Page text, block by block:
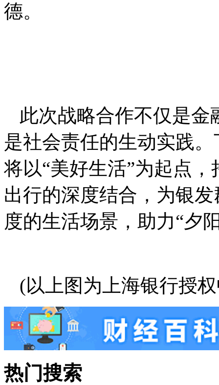
德。
此次战略合作不仅是
是社会责任的生动实践
将以“美好生活”为起点
出行的深度结合，为银
度的生活场景，助力“夕
(以上图为上海银行授
热门搜索